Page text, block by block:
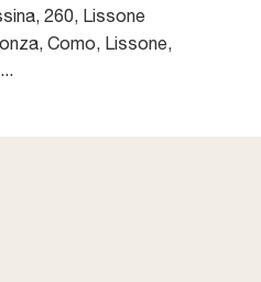
260, Lissone
Como, Lissone,